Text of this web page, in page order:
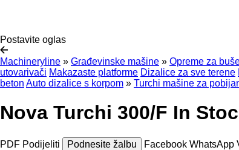
Postavite oglas
Machineryline » Građevinske mašine » Opreme za
utovarivači Makazaste platforme Dizalice za sve terene
beton Auto dizalice s korpom » Turchi mašine za
Nova Turchi 300/F In
PDF Podijeliti Podnesite žalbu Facebook WhatsApp